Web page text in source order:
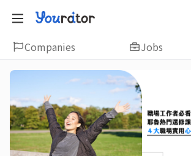
Companies Jobs